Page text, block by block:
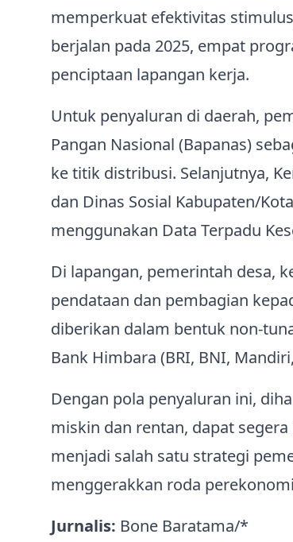
memperkuat efektivitas
berjalan pada 2025, empat
penciptaan lapangan kerja.
Untuk penyaluran di daerah,
Pangan Nasional (Bapanas)
ke titik distribusi. Selanjutnya,
dan Dinas Sosial Kabupaten/
menggunakan Data Terpadu
Di lapangan, pemerintah desa,
pendataan dan pembagian
diberikan dalam bentuk non-
Bank Himbara (BRI, BNI,
Dengan pola penyaluran ini,
miskin dan rentan, dapat
menjadi salah satu strategi
menggerakkan roda
Jurnalis: Bone Baratama/*